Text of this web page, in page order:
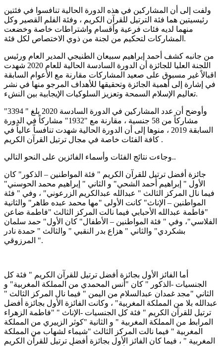
ولفت إلى أن المشاركين في هذه الدورة الحالية تنافسوا في فئتين
رئيسيتين هما فئة الترتيل للقرآن الكريم ، وفئة الفلم القصير وكل
منهما لديه فئات فرعية وأقسام واشتراطات خاصة وخضعت
المشاركات لتحكيم من لجنة من ذوي الاختصاص لكل فئة.
من جانبه كشف أحمد إبراهيم سبيعان الطنيجي المدير العام ورئيس
اللجنة العليا للجائزة أن الدورة السادسة الحالية للعام 2020 شهدت
اقبالاً غير مسبوق على صعيد المشاركات مقارنة مع الأعوام السابقة
في إشارة إلى أهمية الجائزة وتحقيقها للأهداف المرجو منها في نشر
تعاليم الإسلام السمحة وتعزيز السلوكيات الإيجابية بين النشء.
وأوضح أن عدد المشاركين في الدورة السادسة 2020 بلغ " 3394"
مشاركاً من 58 جنسية ، مقارنة مع "1932" مشاركاً في الدورة
السابقة 2019 ، منوها إلى أن الدورة الحالية شهدت تنافساً عالياً في
كافة الفئات خاصة في مجال ترتيل القرآن الكريم .
وجاءت نتائج الفئات وأسماء الفائزين على النحو التالي..
جائزة أفضل ترتيل للقرآن الكريم " فئة المواطنين – الذكور" كان
الأول " إبراهيم أحمد الشحي" و الثاني " إبراهيم محمد الحوسني"
فيما نال المركز الثالث " عبدالله عبدالكريم الزرعوني" ، وفي " فئة
المواطنين – الإناث" كانت الأولى "مها محمد عبده طاهر" والثانية
"فاطمة عبدالله الأحبابي فيما نالت المركز الثالث "فاطمة ضاعن
الفلاسي"، وفي " فئة المواطنين – الأطفال" كان الأول" حمد سلمان
بشكردي" والثاني " هزاع بدر النقبي " والثالث " حمدة نادر
المرزوقي ".
أما الفائز الأول بجائزة أفضل ترتيل للقرآن الكريم " فئة كل
الجنسيات -الذكور " كان "أنس المحمدي من المملكة المغربية" و
الثاني "مجد غمدان عبدالسلام من اليمن " فيما نال المركز الثالث "
عبدالله بلا من المملكة المغربية" ، وكانت الفائزة الأول بجائزة أفضل
ترتيل للقرآن الكريم " فئة كل الجنسيات -الإناث " "فاطمة الزهراء
المرابط من المملكة المغربية " و الثانية "كوثر الزييري من المملكة
المغربية " فيما نالت المركز الثالث "شيماء لشهاب من المملكة
المغربية " ، فيما كان الفائز الأول بجائزة أفضل ترتيل للقرآن الكريم